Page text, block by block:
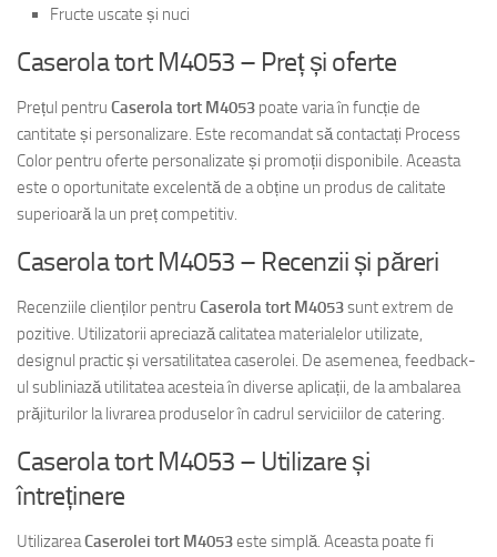
Fructe uscate și nuci
Caserola tort M4053 – Preț și oferte
Prețul pentru Caserola tort M4053 poate varia în funcție de
cantitate și personalizare. Este recomandat să contactați Process
Color pentru oferte personalizate și promoții disponibile. Aceasta
este o oportunitate excelentă de a obține un produs de calitate
superioară la un preț competitiv.
Caserola tort M4053 – Recenzii și păreri
Recenziile clienților pentru Caserola tort M4053sunt extrem de
pozitive. Utilizatorii apreciază calitatea materialelor utilizate,
designul practic și versatilitatea caserolei. De asemenea, feedback-
ul subliniază utilitatea acesteia în diverse aplicații, de la ambalarea
prăjiturilor la livrarea produselor în cadrul serviciilor de catering.
Caserola tort M4053 – Utilizare și
întreținere
UtilizareaCaserolei tort M4053este simplă. Aceasta poate fi